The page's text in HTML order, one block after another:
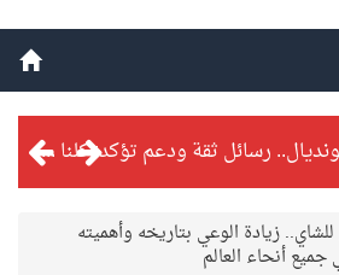
من المعذر إلى المونديال.. رسائل ثقة ودعم تؤكد: كلنا مع الأخضر
للشاي.. زيادة الوعي بتاريخه وأهميته
جميع أنحاء العالم